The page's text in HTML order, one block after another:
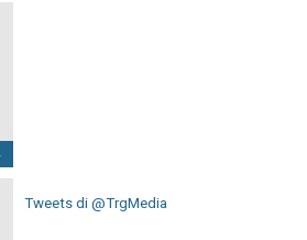
Tweets di @TrgMedia